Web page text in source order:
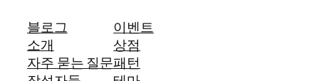
블로그
소개
자주 묻는 질문
이벤트
상점
패턴